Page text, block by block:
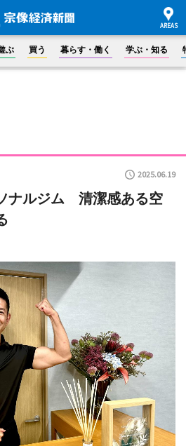
ぶ 買う 暮らす・働く 学ぶ・知る
2025.06.19
ナルジム 清潔感ある空